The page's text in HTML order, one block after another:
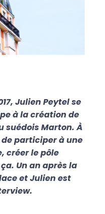
Julien Peytel se
à la création de
suédois Marton. À
de participer à une
créer le pôle
Un an après la
et Julien est